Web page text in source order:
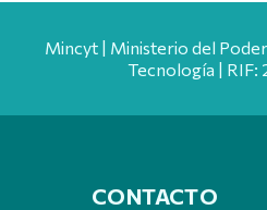
Mincyt | Ministerio del
Tecnología | RIF:
CONTACTO